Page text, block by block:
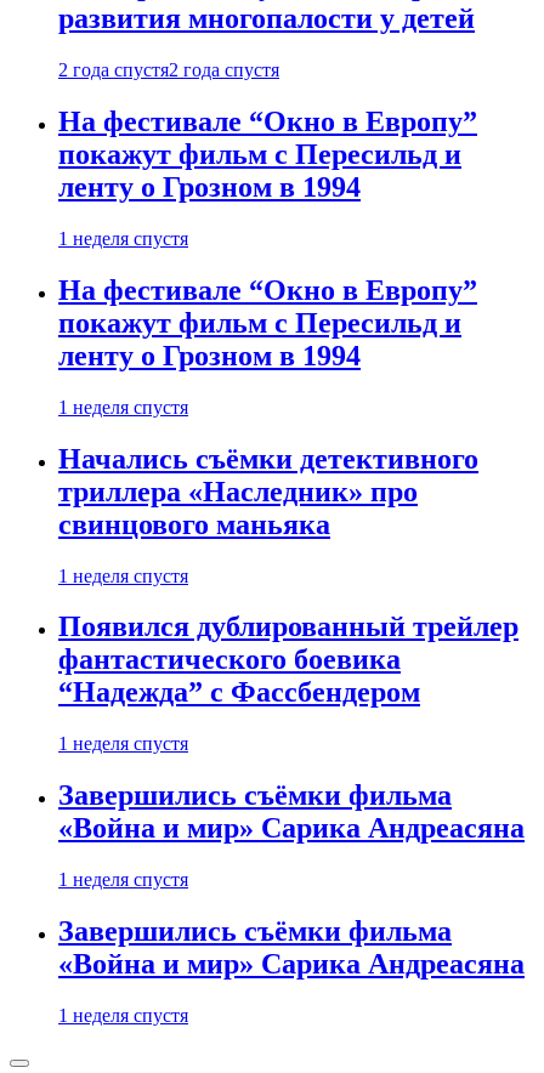
развития многопалости у детей
2 года спустя2 года спустя
На фестивале “Окно в Европу”
покажут фильм с Пересильд и
ленту о Грозном в 1994
1 неделя спустя
На фестивале “Окно в Европу”
покажут фильм с Пересильд и
ленту о Грозном в 1994
1 неделя спустя
Начались съёмки детективного
триллера «Наследник» про
свинцового маньяка
1 неделя спустя
Появился дублированный трейлер
фантастического боевика
“Надежда” с Фассбендером
1 неделя спустя
Завершились съёмки фильма
«Война и мир» Сарика Андреасяна
1 неделя спустя
Завершились съёмки фильма
«Война и мир» Сарика Андреасяна
1 неделя спустя